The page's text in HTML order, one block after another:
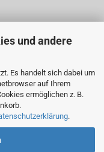
und andere
Es handelt sich dabei um
auf Ihrem
ermöglichen z. B.
.